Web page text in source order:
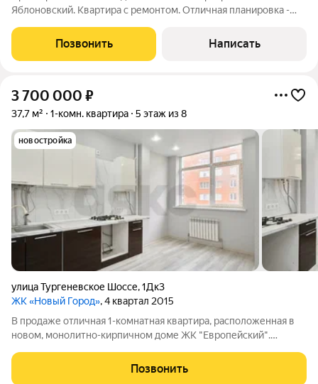
Яблоновский. Квартира с ремонтом. Отличная планировка -
гостиная с большим широким окном, что добавляет света в
квартире, в санузле хорошо
Позвонить Написать
3 700 000 ₽
37,7 м² 1-комн. квартира 5 этаж из 8
новостройка
улица Тургеневское Шоссе,1Дк3
ЖК «Новый Город», 4 квартал 2015
В продаже отличная 1-комнатная квартира, расположенная в
новом, монолитно-кирпичном доме ЖК "Европейский".
такая же комната, совмещенный санузел, прихожая с местом
под гардеробную. Выполнен
Позвонить